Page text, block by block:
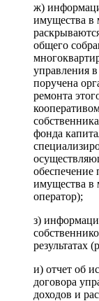
ж)
имущества в
общего
управления
поручена
ремонта
фонда
обеспечение
имущества в
оператор);
з)
результатах
и) отчет об
договора
доходов и